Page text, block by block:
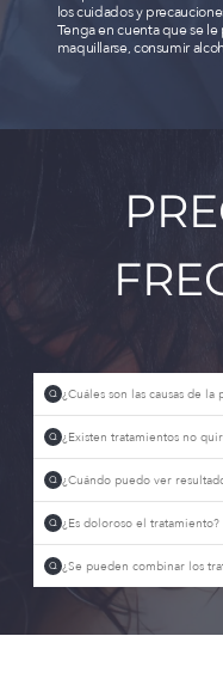
los cuidados y
Tenga en cuenta que se
maquillarse, consumir
Q ¿Cuáles son las causas de la
Q ¿Existen tratamientos no
Q ¿Cuándo puedo ver
Q ¿Es doloroso el tratamiento?
Q ¿Se pueden combinar los